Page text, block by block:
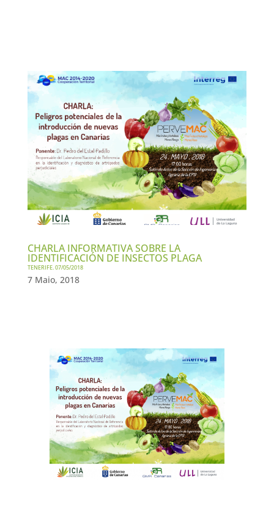
CHARLA INFORMATIVA SOBRE LA
IDENTIFICACIÓN DE INSECTOS PLAGA
TENERIFE. 07/05/2018
7 Maio, 2018